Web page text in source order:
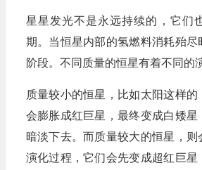
星星发光不是永远持续的，它们
期。当恒星内部的氢燃料消耗殆尽
阶段。不同质量的恒星有着不同的
质量较小的恒星，比如太阳这样
会膨胀成红巨星，最终变成白矮星
暗淡下去。而质量较大的恒星，则
演化过程，它们会先变成超红巨星